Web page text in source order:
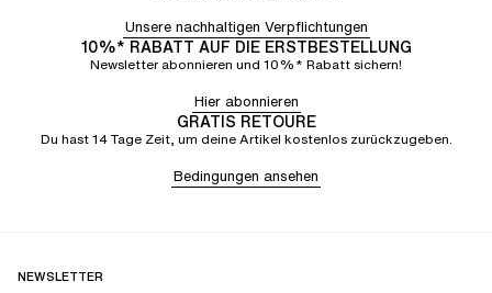
Unsere nachhaltigen Verpflichtungen
10%* RABATT AUF DIE ERSTBESTELLUNG
Newsletter abonnieren und 10%* Rabatt sichern!
Hier abonnieren
GRATIS RETOURE
Du hast 14 Tage Zeit, um deine Artikel kostenlos zurückzugeben.
Bedingungen ansehen
NEWSLETTER